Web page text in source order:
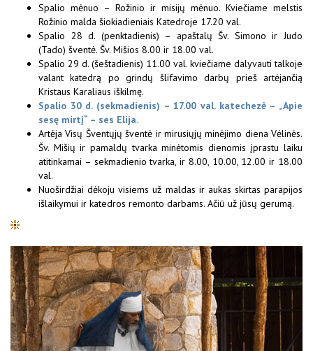
Spalio mėnuo – Rožinio ir misijų mėnuo. Kviečiame melstis
Rožinio malda šiokiadieniais Katedroje 17.20 val.
Spalio 28 d. (penktadienis) – apaštalų Šv. Simono ir Judo
(Tado) šventė. Šv. Mišios 8.00 ir 18.00 val.
Spalio 29 d. (šeštadienis) 11.00 val. kviečiame dalyvauti talkoje
valant katedrą po grindų šlifavimo darbų prieš artėjančią
Kristaus Karaliaus iškilmę.
Spalio 30 d. (sekmadienis) – 17.00 val. katechezė – „Apie
sesę mirtį“ – ses Elija.
Artėja Visų Šventųjų šventė ir mirusiųjų minėjimo diena Vėlinės.
Šv. Mišių ir pamaldų tvarka minėtomis dienomis įprastu laiku
atitinkamai – sekmadienio tvarka, ir 8.00, 10.00, 12.00 ir 18.00
val.
Nuoširdžiai dėkoju visiems už maldas ir aukas skirtas parapijos
išlaikymui ir katedros remonto darbams. Ačiū už jūsų gerumą.